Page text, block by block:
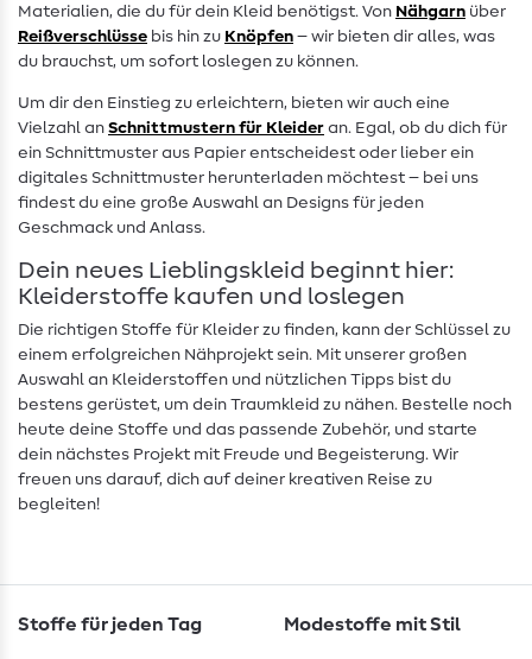
Materialien, die du für dein Kleid benötigst. Von Nähgarn über
Reißverschlüsse bis hin zu Knöpfen – wir bieten dir alles, was
du brauchst, um sofort loslegen zu können.
Um dir den Einstieg zu erleichtern, bieten wir auch eine
Vielzahl an Schnittmustern für Kleider an. Egal, ob du dich für
ein Schnittmuster aus Papier entscheidest oder lieber ein
digitales Schnittmuster herunterladen möchtest – bei uns
findest du eine große Auswahl an Designs für jeden
Geschmack und Anlass.
Dein neues Lieblingskleid beginnt hier:
Kleiderstoffe kaufen und loslegen
Die richtigen Stoffe für Kleider zu finden, kann der Schlüssel zu
einem erfolgreichen Nähprojekt sein. Mit unserer großen
Auswahl an Kleiderstoffen und nützlichen Tipps bist du
bestens gerüstet, um dein Traumkleid zu nähen. Bestelle noch
heute deine Stoffe und das passende Zubehör, und starte
dein nächstes Projekt mit Freude und Begeisterung. Wir
freuen uns darauf, dich auf deiner kreativen Reise zu
begleiten!
Stoffe für jeden Tag Modestoffe mit Stil